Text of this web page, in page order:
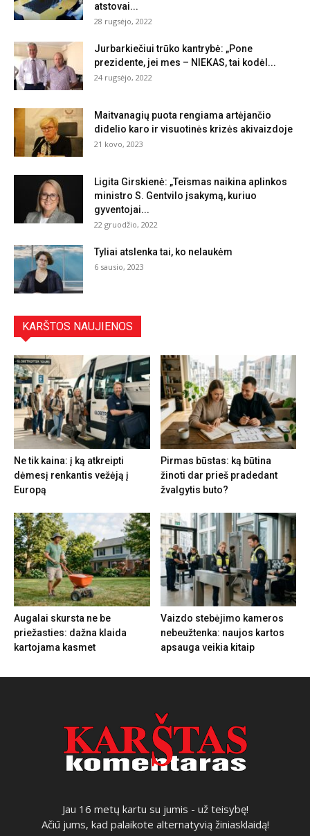
atstovai...
28 rugsėjo, 2022
Jurbarkiečiui trūko kantrybė: „Pone
prezidente, jei mes – NIEKAS, tai kodėl...
24 rugsėjo, 2022
Maitvanagių puota rengiama artėjančio
didelio karo ir visuotinės krizės akivaizdoje
21 kovo, 2023
Ligita Girskienė: „Teismas naikina aplinkos
ministro S. Gentvilo įsakymą, kuriuo
gyventojai...
22 gruodžio, 2022
Tyliai atslenka tai, ko nelaukėm
6 sausio, 2023
KARŠTOS NAUJIENOS
Ne tik kaina: į ką atkreipti
dėmesį renkantis vežėją į
Europą
Pirmas būstas: ką būtina
žinoti dar prieš pradedant
žvalgytis buto?
Augalai skursta ne be
priežasties: dažna klaida
kartojama kasmet
Vaizdo stebėjimo kameros
nebeužtenka: naujos kartos
apsauga veikia kitaip
Jau 16 metų kartu su jumis - už teisybę!
Ačiū jums, kad palaikote alternatyvią žiniasklaidą!